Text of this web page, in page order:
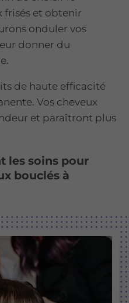
frisés et obtenir
onduler vos
donner du
de haute efficacité
Vos cheveux
et paraîtront plus
les soins pour
bouclés à